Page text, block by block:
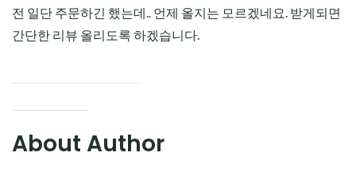
전 일단 주문하긴 했는데.. 언제 올지는 모르겠네요. 받게되면
간단한 리뷰 올리도록 하겠습니다.
About Author